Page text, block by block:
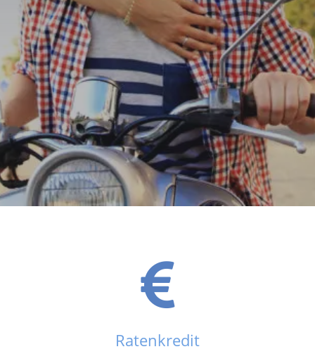
Ratenkredit